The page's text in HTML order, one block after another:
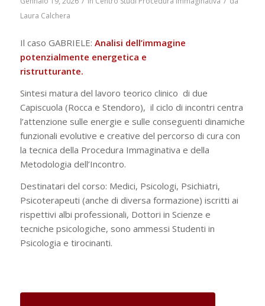
Laura Calchera
Il caso GABRIELE: Analisi dell’immagine
potenzialmente energetica e
ristrutturante.
Sintesi matura del lavoro teorico clinico di due
Capiscuola (Rocca e Stendoro), il ciclo di incontri centra
l’attenzione sulle energie e sulle conseguenti dinamiche
funzionali evolutive e creative del percorso di cura con
la tecnica della Procedura Immaginativa e della
Metodologia dell’Incontro.
Destinatari del corso: Medici, Psicologi, Psichiatri,
Psicoterapeuti (anche di diversa formazione) iscritti ai
rispettivi albi professionali, Dottori in Scienze e
tecniche psicologiche, sono ammessi Studenti in
Psicologia e tirocinanti.